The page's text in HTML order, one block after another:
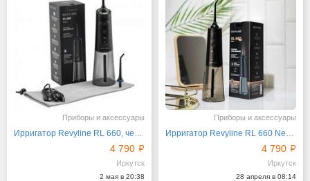
Приборы и аксессуары
Ирригатор Revyline RL 660, черный
4 790
Иркутск
2 мая в 20:38
Приборы и аксессуары
Ирригатор Revyline RL 660 New, черный
4 790
Иркутск
28 апреля в 08:14